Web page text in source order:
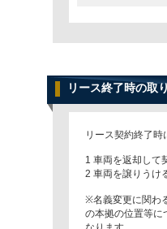
リース終了時の取
リース契約終了時
1 車両を返却して
2 車両を譲りうけ
※名義変更に関わ
の本拠の位置等に